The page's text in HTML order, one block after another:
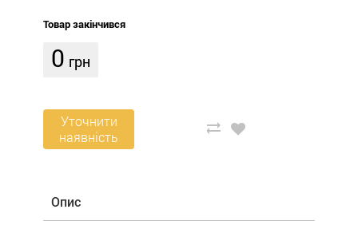
Товар закінчився
0 грн
Уточнити
наявність
Опис